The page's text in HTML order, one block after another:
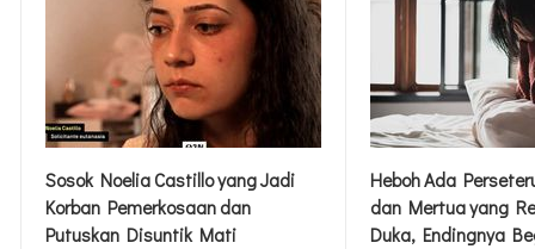
Heboh Ada Perseteruan Menantu
dan Mertua yang Rebutan Uang
Duka, Endingnya Begini
Wanita Ini
Tercantik
Identitas